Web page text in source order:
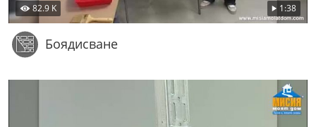
82.9 K 1:38
Боядисване